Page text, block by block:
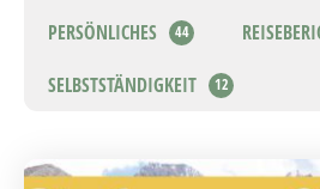
PERSÖNLICHES 44
SELBSTSTÄNDIGKEIT 12